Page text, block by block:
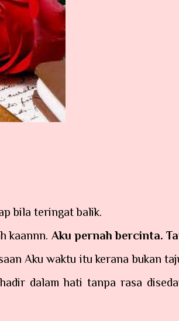
bila teringat balik.
kaannn. Aku pernah bercinta.
Aku waktu itu kerana bukan
dalam hati tanpa rasa